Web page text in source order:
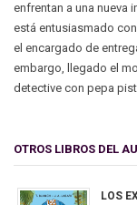
enfrentan a una nueva
está entusiasmado
el encargado de
embargo, llegado el
detective con pepa
OTROS LIBROS DEL
LOS